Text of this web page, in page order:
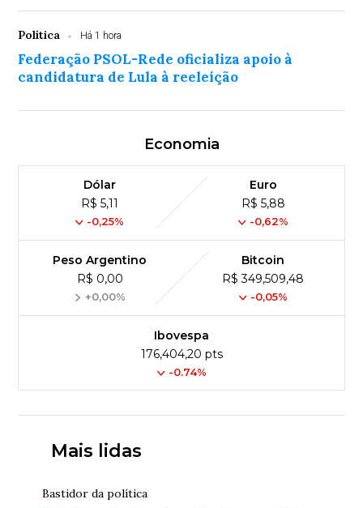
Política Há 1 hora
Federação PSOL-Rede oficializa apoio à
candidatura de Lula à reeleição
Economia
Dólar
R$ 5,11
-0,25%
Euro
R$ 5,88
-0,62%
Peso Argentino
R$ 0,00
+0,00%
Bitcoin
R$ 349,509,48
-0,05%
Ibovespa
176,404,20 pts
-0.74%
Mais lidas
Bastidor da política